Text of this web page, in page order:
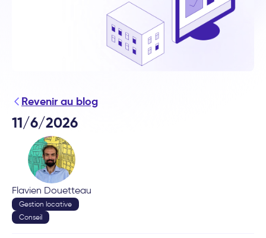
Revenir au blog
11/6/2026
Flavien Douetteau
Gestion locative
Conseil